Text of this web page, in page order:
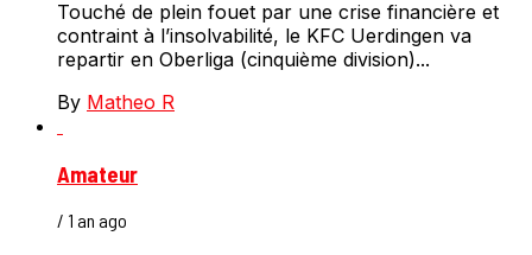
Touché de plein fouet par une crise financière et
contraint à l’insolvabilité, le KFC Uerdingen va
repartir en Oberliga (cinquième division)...
By Matheo R
Amateur
/ 1 an ago